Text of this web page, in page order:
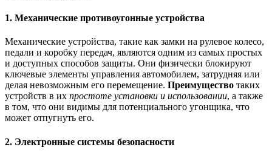
1. Механические противоугонные устройства
Механические устройства, такие как замки на рулевое колесо,
педали и коробку передач, являются одним из самых простых
и доступных способов защиты. Они физически блокируют
ключевые элементы управления автомобилем, затрудняя или
делая невозможным его перемещение. Преимущество таких
устройств в их простоте установки и использовании, а также
в том, что они видимы для потенциального угонщика, что
может отпугнуть его.
2. Электронные системы безопасности